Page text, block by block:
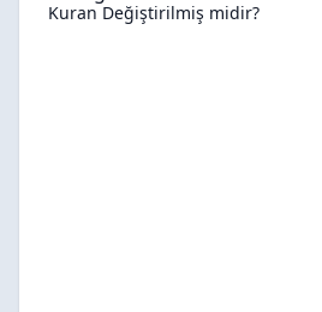
Kuran Değiştirilmiş midir?